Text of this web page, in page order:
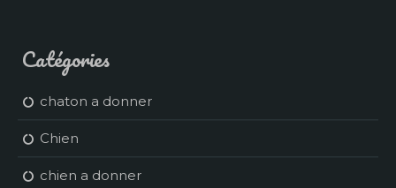
Catégories
chaton a donner
Chien
chien a donner